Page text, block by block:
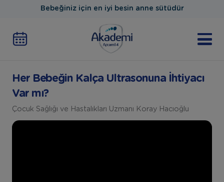
Bebeğiniz için en iyi besin anne sütüdür
Her Bebeğin Kalça Ultrasonuna İhtiyacı
Var mı?
Çocuk Sağlığı ve Hastalıkları Uzmanı Koray Hacıoğlu